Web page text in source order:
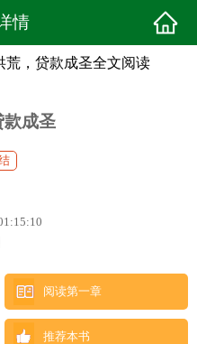
情
荒，贷款成圣全文阅读
款成圣
阅读第一章
推荐本书